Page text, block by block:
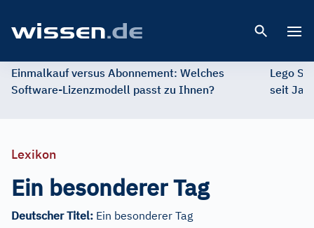
Einmalkauf versus Abonnement: Welches
Software-Lizenzmodell passt zu Ihnen?
Lego
seit
Lexikon
Ein besonderer Tag
Deutscher Titel: Ein besonderer Tag